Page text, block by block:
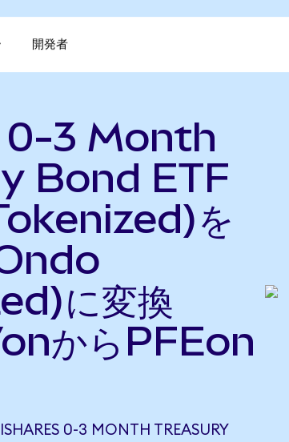
開発者
0-3 Month
Bond ETF
を
に変換
からPFEon
0-3 MONTH TREASURY